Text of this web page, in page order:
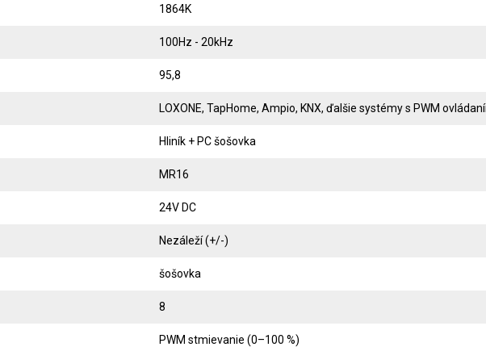
1864K
100Hz - 20kHz
95,8
LOXONE, TapHome, Ampio, KNX, ďalšie systémy s PWM
Hliník + PC šošovka
MR16
24V DC
Nezáleží (+/-)
šošovka
8
PWM stmievanie (0–100 %)